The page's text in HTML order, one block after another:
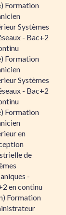
Formation
Systèmes
- Bac+2
Formation
Systèmes
- Bac+2
Formation
en
de
-
en continu
Formation